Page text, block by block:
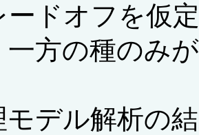
ードオフを仮
一方の種のみ
モデル解析の